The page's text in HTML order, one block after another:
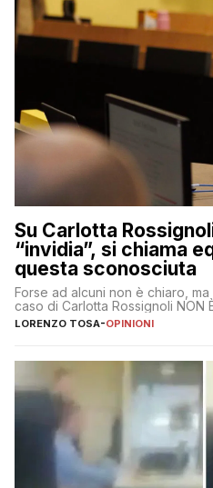
Su Carlotta
“invidia”, si chiama
questa sconosciuta
Forse ad alcuni non è chiaro,
caso di Carlotta Rossignoli NON
LORENZO TOSA-OPINIONI